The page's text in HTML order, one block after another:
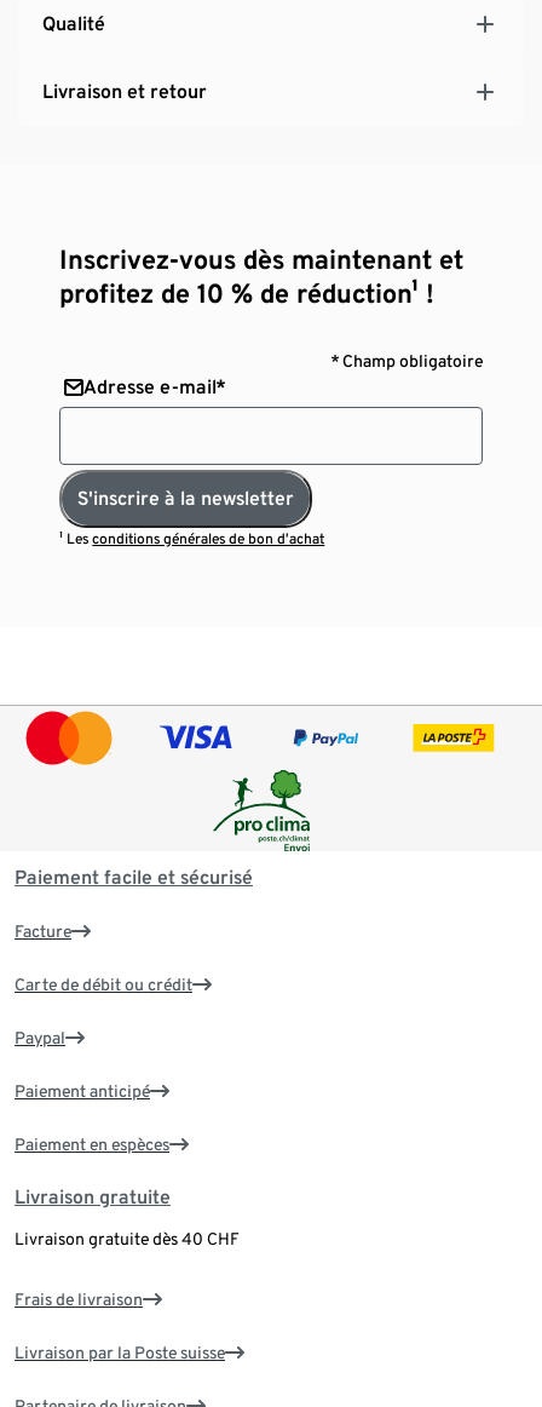
Qualité
Livraison et retour
Inscrivez-vous dès maintenant et
profitez de 10 % de réduction¹ !
* Champ obligatoire
Adresse e-mail*
S'inscrire à la newsletter
¹ Lesconditions générales de bon d’achat
Paiement facile et sécurisé
Facture
Carte de débit ou crédit
Paypal
Paiement anticipé
Paiement en espèces
Livraison gratuite
Livraison gratuite dès 40 CHF
Frais de livraison
Livraison par la Poste suisse